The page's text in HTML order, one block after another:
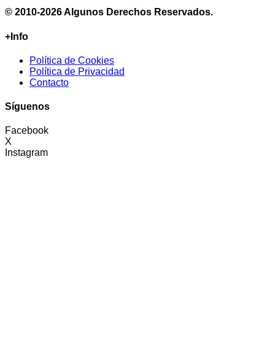
© 2010-2026 Algunos Derechos Reservados.
+Info
Política de Cookies
Política de Privacidad
Contacto
Síguenos
Facebook
X
Instagram